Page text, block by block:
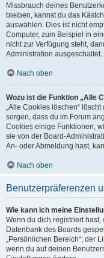
Missbrauch deines
bleiben, kannst du das
auswählen. Dies ist nicht
Computer, zum Beispiel in
nicht zur Verfügung steht,
Administration ausgeschaltet.
Nach oben
Wozu ist die Funktion „Alle
„Alle Cookies löschen“
sorgen, dass du im Forum
Cookies einige Funktionen,
sie von der Board-
An- oder Abmeldung hast,
Nach oben
Benutzerpräferenzen
Wie kann ich meine
Wenn du dich registriert
Datenbank des Boards
„Persönlichen Bereich“; der
wenn du auf deinen